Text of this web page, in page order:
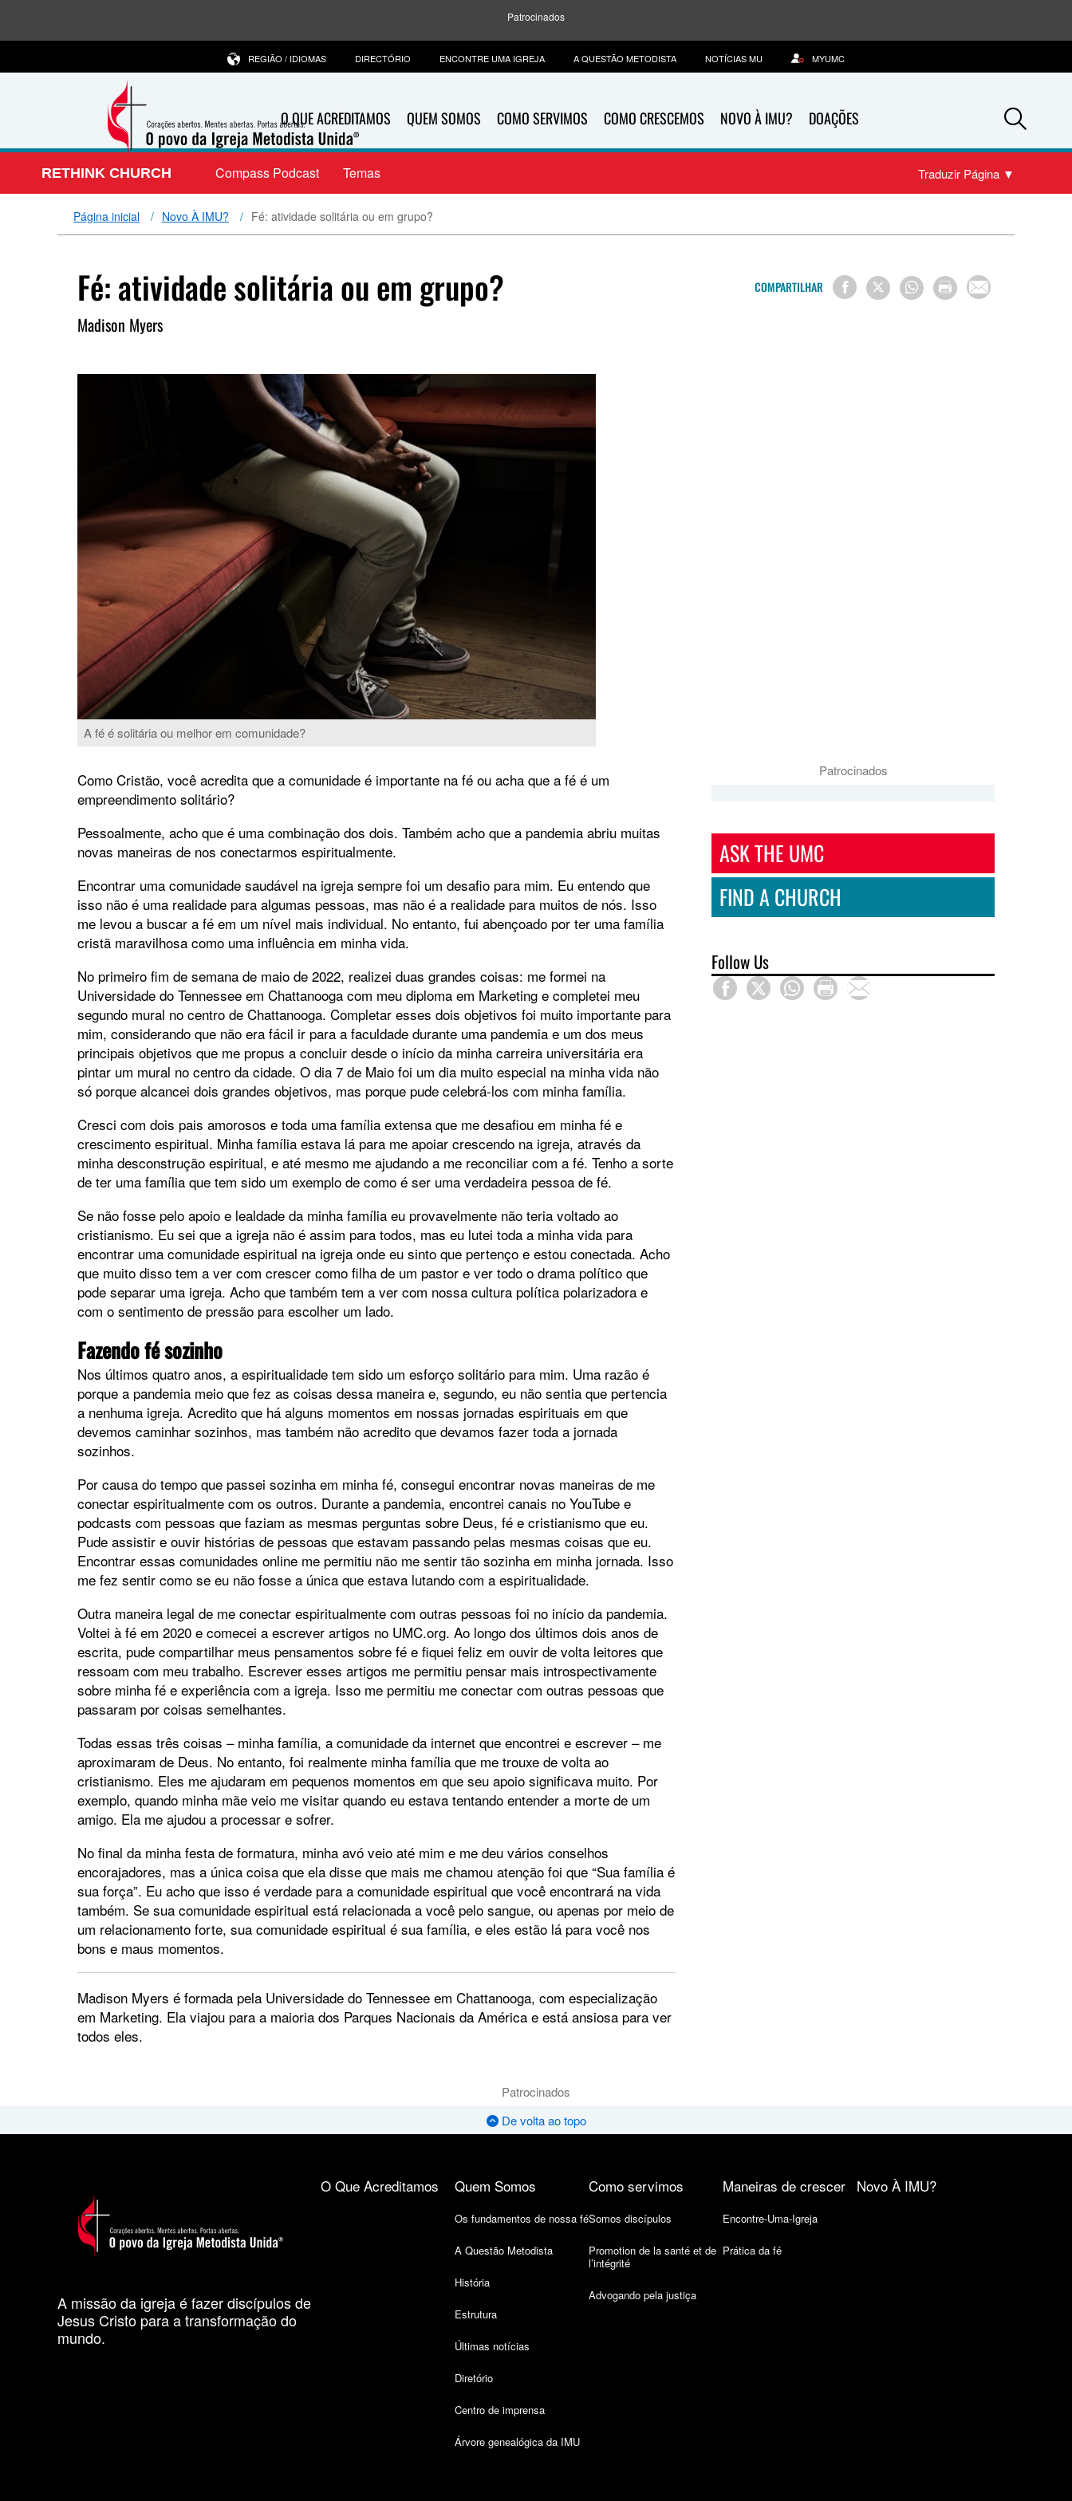
Patrocinados
O QUE ACREDITAMOS QUEM SOMOS COMO SERVIMOS COMO CRESCEMOS NOVO À IMU? DOAÇÕES
REGIÃO / IDIOMAS DIRECTÓRIO ENCONTRE UMA IGREJA A QUESTÃO METODISTA NOTÍCIAS MU MYUMC
RETHINK CHURCH Compass Podcast Temas Traduzir Página ▼
Página inicial Novo À IMU? Fé: atividade solitária ou em grupo?
Fé: atividade solitária ou em grupo?
Madison Myers
COMPARTILHAR
A fé é solitária ou melhor em comunidade?
Como Cristão, você acredita que a comunidade é importante na fé ou acha que a fé é um
empreendimento solitário?
Pessoalmente, acho que é uma combinação dos dois. Também acho que a pandemia abriu muitas
novas maneiras de nos conectarmos espiritualmente.
Encontrar uma comunidade saudável na igreja sempre foi um desafio para mim. Eu entendo que
isso não é uma realidade para algumas pessoas, mas não é a realidade para muitos de nós. Isso
me levou a buscar a fé em um nível mais individual. No entanto, fui abençoado por ter uma família
cristã maravilhosa como uma influência em minha vida.
No primeiro fim de semana de maio de 2022, realizei duas grandes coisas: me formei na
Universidade do Tennessee em Chattanooga com meu diploma em Marketing e completei meu
segundo mural no centro de Chattanooga. Completar esses dois objetivos foi muito importante para
mim, considerando que não era fácil ir para a faculdade durante uma pandemia e um dos meus
principais objetivos que me propus a concluir desde o início da minha carreira universitária era
pintar um mural no centro da cidade. O dia 7 de Maio foi um dia muito especial na minha vida não
só porque alcancei dois grandes objetivos, mas porque pude celebrá-los com minha família.
Cresci com dois pais amorosos e toda uma família extensa que me desafiou em minha fé e
crescimento espiritual. Minha família estava lá para me apoiar crescendo na igreja, através da
minha desconstrução espiritual, e até mesmo me ajudando a me reconciliar com a fé. Tenho a sorte
de ter uma família que tem sido um exemplo de como é ser uma verdadeira pessoa de fé.
Se não fosse pelo apoio e lealdade da minha família eu provavelmente não teria voltado ao
cristianismo. Eu sei que a igreja não é assim para todos, mas eu lutei toda a minha vida para
encontrar uma comunidade espiritual na igreja onde eu sinto que pertenço e estou conectada. Acho
que muito disso tem a ver com crescer como filha de um pastor e ver todo o drama político que
pode separar uma igreja. Acho que também tem a ver com nossa cultura política polarizadora e
com o sentimento de pressão para escolher um lado.
Fazendo fé sozinho
Nos últimos quatro anos, a espiritualidade tem sido um esforço solitário para mim. Uma razão é
porque a pandemia meio que fez as coisas dessa maneira e, segundo, eu não sentia que pertencia
a nenhuma igreja. Acredito que há alguns momentos em nossas jornadas espirituais em que
devemos caminhar sozinhos, mas também não acredito que devamos fazer toda a jornada
sozinhos.
Por causa do tempo que passei sozinha em minha fé, consegui encontrar novas maneiras de me
conectar espiritualmente com os outros. Durante a pandemia, encontrei canais no YouTube e
podcasts com pessoas que faziam as mesmas perguntas sobre Deus, fé e cristianismo que eu.
Pude assistir e ouvir histórias de pessoas que estavam passando pelas mesmas coisas que eu.
Encontrar essas comunidades online me permitiu não me sentir tão sozinha em minha jornada. Isso
me fez sentir como se eu não fosse a única que estava lutando com a espiritualidade.
Outra maneira legal de me conectar espiritualmente com outras pessoas foi no início da pandemia.
Voltei à fé em 2020 e comecei a escrever artigos no UMC.org. Ao longo dos últimos dois anos de
escrita, pude compartilhar meus pensamentos sobre fé e fiquei feliz em ouvir de volta leitores que
ressoam com meu trabalho. Escrever esses artigos me permitiu pensar mais introspectivamente
sobre minha fé e experiência com a igreja. Isso me permitiu me conectar com outras pessoas que
passaram por coisas semelhantes.
Todas essas três coisas – minha família, a comunidade da internet que encontrei e escrever – me
aproximaram de Deus. No entanto, foi realmente minha família que me trouxe de volta ao
cristianismo. Eles me ajudaram em pequenos momentos em que seu apoio significava muito. Por
exemplo, quando minha mãe veio me visitar quando eu estava tentando entender a morte de um
amigo. Ela me ajudou a processar e sofrer.
No final da minha festa de formatura, minha avó veio até mim e me deu vários conselhos
encorajadores, mas a única coisa que ela disse que mais me chamou atenção foi que “Sua família é
sua força”. Eu acho que isso é verdade para a comunidade espiritual que você encontrará na vida
também. Se sua comunidade espiritual está relacionada a você pelo sangue, ou apenas por meio de
um relacionamento forte, sua comunidade espiritual é sua família, e eles estão lá para você nos
bons e maus momentos.
Madison Myers é formada pela Universidade do Tennessee em Chattanooga, com especialização
em Marketing. Ela viajou para a maioria dos Parques Nacionais da América e está ansiosa para ver
todos eles.
Patrocinados
ASK THE UMC
FIND A CHURCH
Follow Us
Patrocinados
De volta ao topo
A missão da igreja é fazer discípulos de
Jesus Cristo para a transformação do
mundo.
O Que Acreditamos Quem Somos
Os fundamentos de nossa fé
A Questão Metodista
História
Estrutura
Últimas notícias
Diretório
Centro de imprensa
Árvore genealógica da IMU
Como servimos
Somos discípulos
Promotion de la santé et de
l’intégrité
Advogando pela justiça
Maneiras de crescer
Encontre-Uma-Igreja
Prática da fé
Novo À IMU?